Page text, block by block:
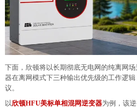
下面，欣顿将以长期彻底无电网的纯离网
器在离网模式下三种输出优先级的工作逻
议。
以欣顿HFU美标单相混网逆变器为例，该